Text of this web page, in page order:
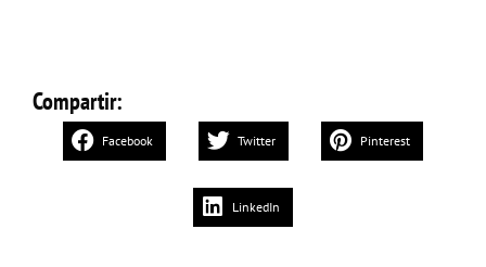
Compartir:
Facebook Twitter Pinterest
LinkedIn